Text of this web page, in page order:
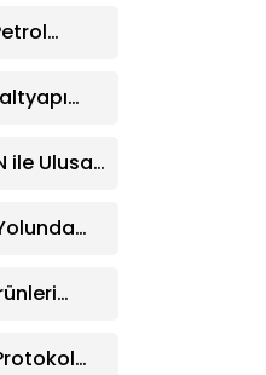
Sağlık
ile Ulusal
İmza